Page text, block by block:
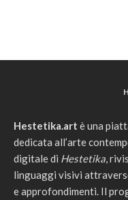
Hestetika.art è una
dedicata all’arte
digitale di Hestetika,
linguaggi visivi
e approfondimenti. Il